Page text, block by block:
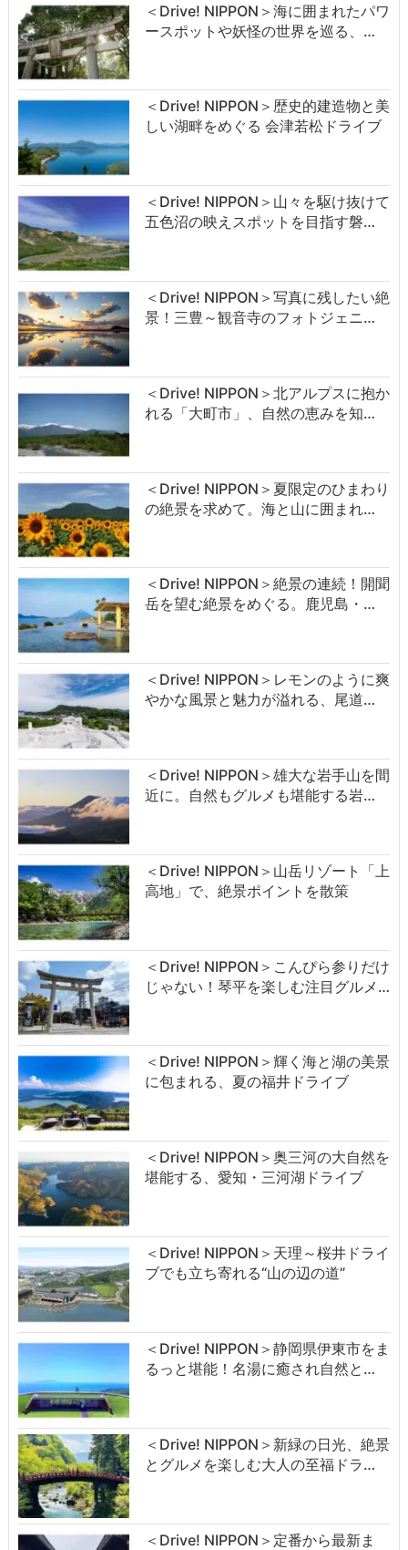
＜Drive! NIPPON＞海に囲まれたパワ
ースポットや妖怪の世界を巡る、…
＜Drive! NIPPON＞歴史的建造物と美
しい湖畔をめぐる 会津若松ドライブ
＜Drive! NIPPON＞山々を駆け抜けて
五色沼の映えスポットを目指す磐…
＜Drive! NIPPON＞写真に残したい絶
景！三豊～観音寺のフォトジェニ…
＜Drive! NIPPON＞北アルプスに抱か
れる「大町市」、自然の恵みを知…
＜Drive! NIPPON＞夏限定のひまわり
の絶景を求めて。海と山に囲まれ…
＜Drive! NIPPON＞絶景の連続！開聞
岳を望む絶景をめぐる。鹿児島・…
＜Drive! NIPPON＞レモンのように爽
やかな風景と魅力が溢れる、尾道…
＜Drive! NIPPON＞雄大な岩手山を間
近に。自然もグルメも堪能する岩…
＜Drive! NIPPON＞山岳リゾート「上
高地」で、絶景ポイントを散策
＜Drive! NIPPON＞こんぴら参りだけ
じゃない！琴平を楽しむ注目グルメ…
＜Drive! NIPPON＞輝く海と湖の美景
に包まれる、夏の福井ドライブ
＜Drive! NIPPON＞奥三河の大自然を
堪能する、愛知・三河湖ドライブ
＜Drive! NIPPON＞天理～桜井ドライ
ブでも立ち寄れる“山の辺の道”
＜Drive! NIPPON＞静岡県伊東市をま
るっと堪能！名湯に癒され自然と…
＜Drive! NIPPON＞新緑の日光、絶景
とグルメを楽しむ大人の至福ドラ…
＜Drive! NIPPON＞定番から最新ま